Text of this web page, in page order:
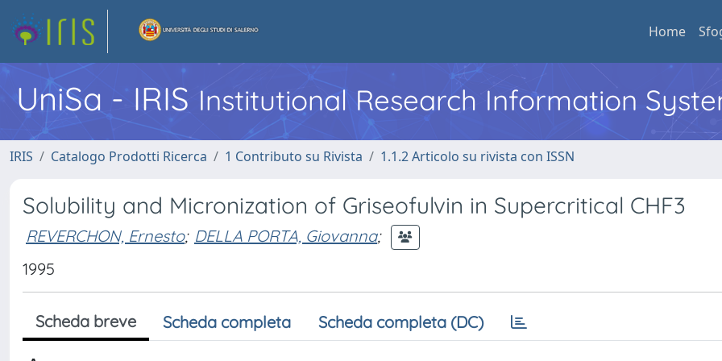
Home
UniSa - IRIS Institutional Research Information
IRIS Catalogo Prodotti Ricerca 1 Contributo su Rivista 1.1.2 Articolo su rivista con ISSN
Solubility and Micronization of Griseofulvin in Supercritical CHF3
REVERCHON, Ernesto; DELLA PORTA, Giovanna;
1995
Scheda breve Scheda completa Scheda completa (DC)